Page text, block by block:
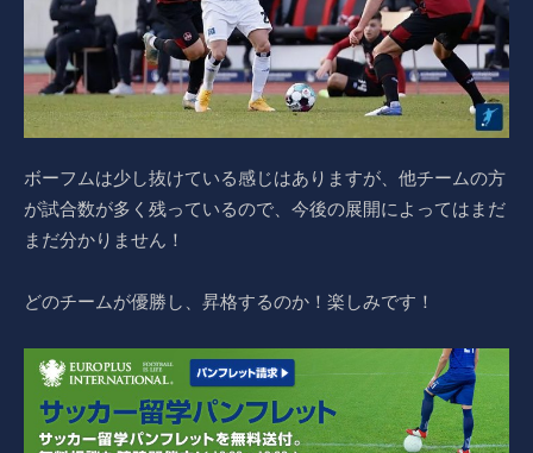
ボーフムは少し抜けている感じはありますが、他チームの方
が試合数が多く残っているので、今後の展開によってはまだ
まだ分かりません！
どのチームが優勝し、昇格するのか！楽しみです！